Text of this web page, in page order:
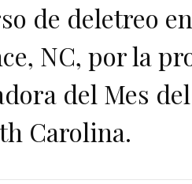
de deletreo
NC, por la
del Mes
Carolina.